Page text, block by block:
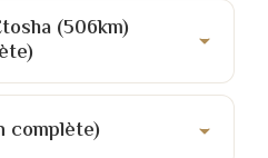
(506km)
complète)